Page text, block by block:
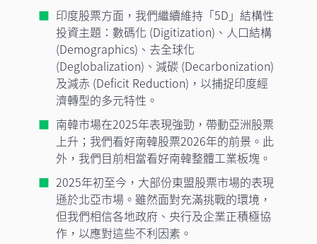
印度股票方面，我們繼續維持「5D」結構性
投資主題：數碼化 (Digitization)、人口結構
(Demographics)、去全球化
(Deglobalization)、減碳 (Decarbonization)
及減赤 (Deficit Reduction)，以捕捉印度經
濟轉型的多元特性。
南韓市場在2025年表現強勁，帶動亞洲股票
上升；我們看好南韓股票2026年的前景。此
外，我們目前相當看好南韓整體工業板塊。
2025年初至今，大部份東盟股票市場的表現
遜於北亞市場。雖然面對充滿挑戰的環境，
但我們相信各地政府、央行及企業正積極協
作，以應對這些不利因素。